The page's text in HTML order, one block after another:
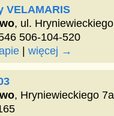
VELAMARIS
, ul.
506-104-520
| więcej →
, Hryniewieckiego 7a